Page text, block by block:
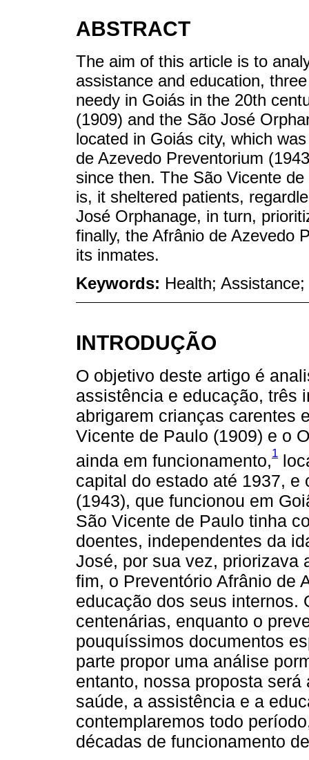
ABSTRACT
The aim of this article is to
assistance and education,
needy in Goiás in the 20th
(1909) and the São José
located in Goiás city, which
de Azevedo Preventorium
since then. The São Vicente
is, it sheltered patients,
José Orphanage, in turn,
finally, the Afrânio de Azevedo
its inmates.
Keywords: Health;
INTRODUÇÃO
O objetivo deste artigo é
assistência e educação, três
abrigarem crianças carentes
Vicente de Paulo (1909) e o
ainda em funcionamento,1
capital do estado até 1937, e
(1943), que funcionou em
São Vicente de Paulo tinha
doentes, independentes da
José, por sua vez, priorizava
fim, o Preventório Afrânio de
educação dos seus internos.
centenárias, enquanto o
pouquíssimos documentos
parte propor uma análise
entanto, nossa proposta
saúde, a assistência e a
contemplaremos todo
décadas de funcionamento